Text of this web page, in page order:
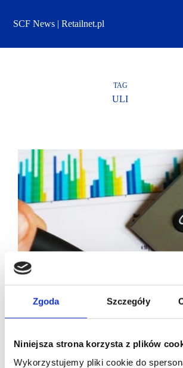
Zgoda Szczegóły
Niniejsza strona korzysta z plików
Wykorzystujemy pliki cookie do
treściSCF News | Retailnet.pl
TAG
ULI